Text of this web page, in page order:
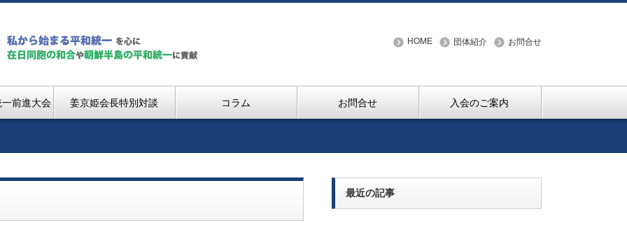
HOME 団体紹介 お問合せ
前進大会 姜京姫会長特別対談 コラム お問合せ 入会のご案内
最近の記事